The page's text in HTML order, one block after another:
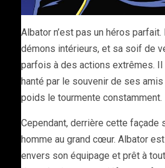
Albator n’est pas un héros
démons intérieurs, et sa soif de
parfois à des actions extrêmes.
hanté par le souvenir de ses
poids le tourmente constamment.
Cependant, derrière cette façade
homme au grand cœur. Albator
envers son équipage et prêt à